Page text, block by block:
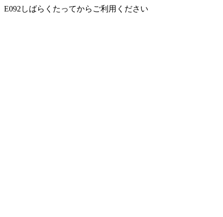
E092しばらくたってからご利用ください